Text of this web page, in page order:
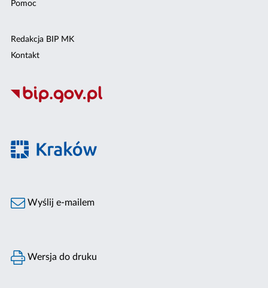
Pomoc
Redakcja BIP MK
Kontakt
Wyślij e-mailem
Wersja do druku